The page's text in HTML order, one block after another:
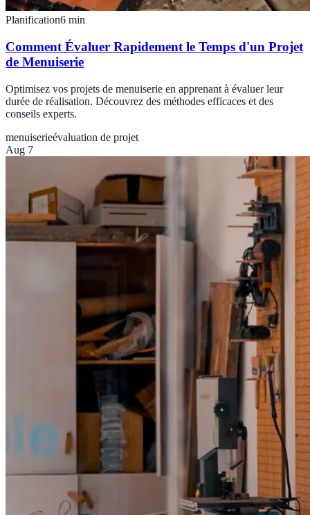
Planification6 min
Comment Évaluer Rapidement le Temps d'un Projet
de Menuiserie
Optimisez vos projets de menuiserie en apprenant à évaluer leur
durée de réalisation. Découvrez des méthodes efficaces et des
conseils experts.
menuiserieévaluation de projet
Aug 7